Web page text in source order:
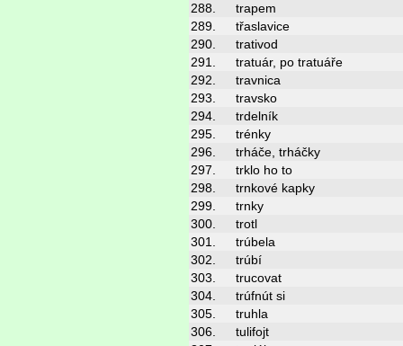
288.
trapem
289.
třaslavice
290.
trativod
291.
tratuár, po tratuáře
292.
travnica
293.
travsko
294.
trdelník
295.
trénky
296.
trháče, trháčky
297.
trklo ho to
298.
trnkové kapky
299.
trnky
300.
trotl
301.
trúbela
302.
trúbí
303.
trucovat
304.
trúfnút si
305.
truhla
306.
tulifojt